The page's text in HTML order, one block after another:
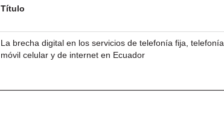
Título
La brecha digital en los servicios de telefonía fija, telefonía
móvil celular y de internet en Ecuador